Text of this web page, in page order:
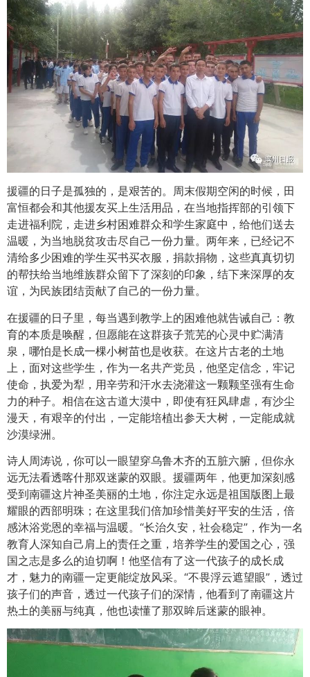
援疆的日子是孤独的，是艰苦的。周末假期空闲的时候，田
富恒都会和其他援友买上生活用品，在当地指挥部的引领下
走进福利院，走进乡村困难群众和学生家庭中，给他们送去
温暖，为当地脱贫攻击尽自己一份力量。两年来，已经记不
清给多少困难的学生买书买衣服，捐款捐物，这些真真切切
的帮扶给当地维族群众留下了深刻的印象，结下来深厚的友
谊，为民族团结贡献了自己的一份力量。
在援疆的日子里，每当遇到教学上的困难他就告诫自己：教
育的本质是唤醒，但愿能在这群孩子荒芜的心灵中贮满清
泉，哪怕是长成一棵小树苗也是收获。在这片古老的土地
上，面对这些学生，作为一名共产党员，他坚定信念，牢记
使命，执爱为犁，用辛劳和汗水去浇灌这一颗颗坚强有生命
力的种子。相信在这古道大漠中，即使有狂风肆虐，有沙尘
漫天，有艰辛的付出，一定能培植出参天大树，一定能成就
沙漠绿洲。
诗人周涛说，你可以一眼望穿乌鲁木齐的五脏六腑，但你永
远无法看透喀什那双迷蒙的双眼。援疆两年，他更加深刻感
受到南疆这片神圣美丽的土地，你注定永远是祖国版图上最
耀眼的西部明珠；在这里我们倍加珍惜美好平安的生活，倍
感沐浴党恩的幸福与温暖。“长治久安，社会稳定”，作为一名
教育人深知自己肩上的责任之重，培养学生的爱国之心，强
国之志是多么的迫切啊！他坚信有了这一代孩子的成长成
才，魅力的南疆一定更能绽放风采。“不畏浮云遮望眼”，透过
孩子们的声音，透过一代孩子们的深情，他看到了南疆这片
热土的美丽与纯真，他也读懂了那双眸后迷蒙的眼神。